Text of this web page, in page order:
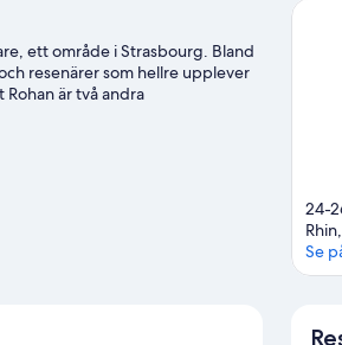
ett område i Strasbourg. Bland
resenärer som hellre upplever
är två andra
24-
Se